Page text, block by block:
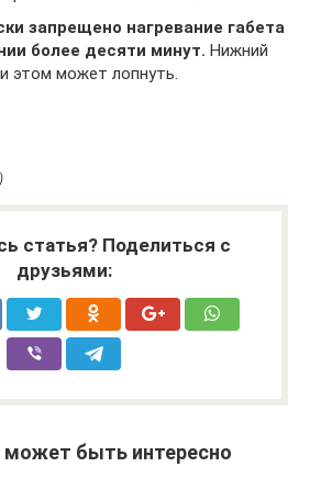
запрещено нагревание габета
более десяти минут. Нижний
этом может лопнуть.
)
статья? Поделиться с
друзьями:
быть интересно